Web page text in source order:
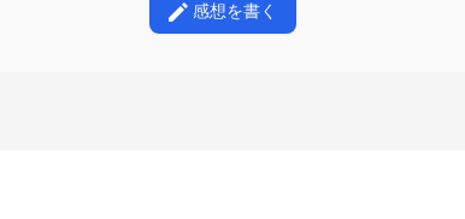
感想を書く